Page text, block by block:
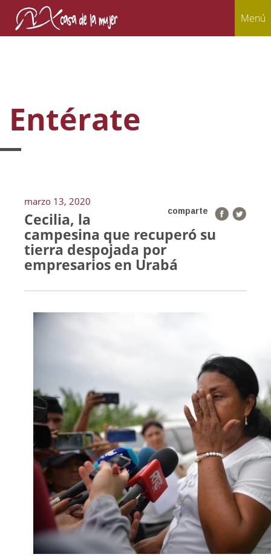
Menú
Entérate
marzo 13, 2020
comparte
Cecilia, la
campesina que recuperó su
tierra despojada por
empresarios en Urabá